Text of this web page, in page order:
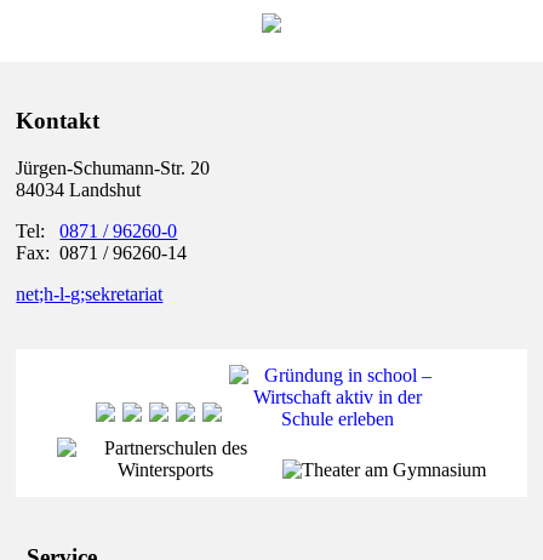
Kontakt
Jürgen-Schumann-Str. 20
84034 Landshut
Tel:0871 / 96260-0
Fax: 0871 / 96260-14
net;h-l-g;sekretariat